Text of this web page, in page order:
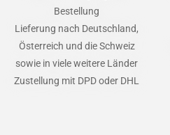
Bestellung
Lieferung nach Deutschland,
Österreich und die Schweiz
sowie in viele weitere Länder
Zustellung mit DPD oder DHL